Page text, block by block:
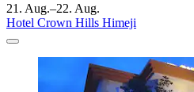
21. Aug.–22. Aug.
Hotel Crown Hills Himeji